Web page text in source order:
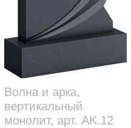
Волна и арка,
вертикальный
монолит, арт. AK.12